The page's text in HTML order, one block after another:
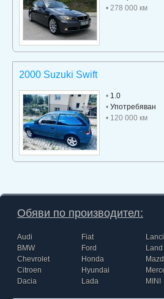
• 278 000 км
2000 Suzuki Swift
• 1.0
• Употребяван
• 120 000 км
Обяви по производител:
Audi
BMW
Chevrolet
Citroen
Dacia
Fiat
Ford
Honda
Hyundai
Lada
MINI